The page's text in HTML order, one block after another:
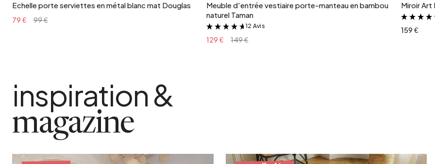
Echelle porte serviettes en métal blanc mat Douglas
79 €
99 €
Meuble d'entrée vestiaire porte-manteau en bambou
naturel Taman
&
12 Avis
129 € 149 €
Miroir Art
159 €
inspiration &
magazine